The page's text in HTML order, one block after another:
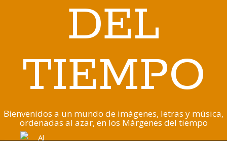
DEL
TIEMPO
Bienvenidos a un mundo de imágenes, letras y música,
ordenadas al azar, en los Márgenes del tiempo